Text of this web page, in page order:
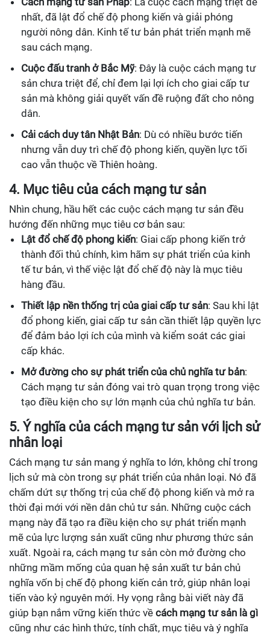
nhất, đã lật đổ chế độ phong kiến và giải phóng
người nông dân. Kinh tế tư bản phát triển mạnh mẽ
sau cách mạng.
Cuộc đấu tranh ở Bắc Mỹ: Đây là cuộc cách mạng tư
sản chưa triệt để, chỉ đem lại lợi ích cho giai cấp tư
sản mà không giải quyết vấn đề ruộng đất cho nông
dân.
Cải cách duy tân Nhật Bản: Dù có nhiều bước tiến
nhưng vẫn duy trì chế độ phong kiến, quyền lực tối
cao vẫn thuộc về Thiên hoàng.
4. Mục tiêu của cách mạng tư sản
Nhìn chung, hầu hết các cuộc cách mạng tư sản đều
hướng đến những mục tiêu cơ bản sau:
Lật đổ chế độ phong kiến: Giai cấp phong kiến trở
thành đối thủ chính, kìm hãm sự phát triển của kinh
tế tư bản, vì thế việc lật đổ chế độ này là mục tiêu
hàng đầu.
Thiết lập nền thống trị của giai cấp tư sản: Sau khi lật
đổ phong kiến, giai cấp tư sản cần thiết lập quyền lực
để đảm bảo lợi ích của mình và kiểm soát các giai
cấp khác.
Mở đường cho sự phát triển của chủ nghĩa tư bản:
Cách mạng tư sản đóng vai trò quan trọng trong việc
tạo điều kiện cho sự lớn mạnh của chủ nghĩa tư bản.
5. Ý nghĩa của cách mạng tư sản với lịch sử
nhân loại
Cách mạng tư sản mang ý nghĩa to lớn, không chỉ trong
lịch sử mà còn trong sự phát triển của nhân loại. Nó đã
chấm dứt sự thống trị của chế độ phong kiến và mở ra
thời đại mới với nền dân chủ tư sản. Những cuộc cách
mạng này đã tạo ra điều kiện cho sự phát triển mạnh
mẽ của lực lượng sản xuất cũng như phương thức sản
xuất. Ngoài ra, cách mạng tư sản còn mở đường cho
những mầm mống của quan hệ sản xuất tư bản chủ
nghĩa vốn bị chế độ phong kiến cản trở, giúp nhân loại
tiến vào kỷ nguyên mới. Hy vọng rằng bài viết này đã
giúp bạn nắm vững kiến thức về cách mạng tư sản là gì
cũng như các hình thức, tính chất, mục tiêu và ý nghĩa